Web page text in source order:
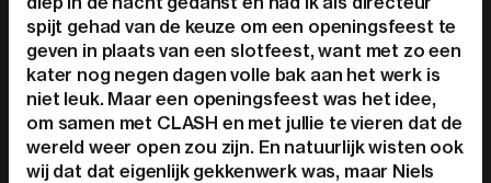
spijt gehad van de keuze om een openingsfeest te
geven in plaats van een slotfeest, want met zo een
kater nog negen dagen volle bak aan het werk is
niet leuk. Maar een openingsfeest was het idee,
om samen met CLASH en met jullie te vieren dat de
wereld weer open zou zijn. En natuurlijk wisten ook
wij dat dat eigenlijk gekkenwerk was, maar Niels